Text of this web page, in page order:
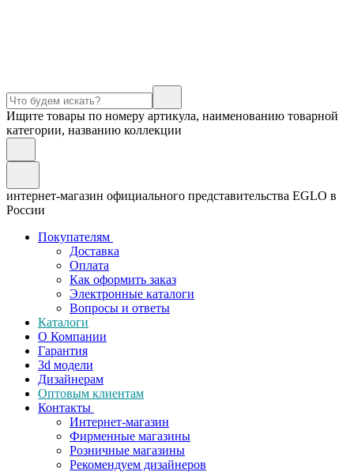
Ищите товары по номеру артикула, наименованию товарной
категории, названию коллекции
интернет-магазин официального представительства EGLO в
России
Покупателям
Доставка
Оплата
Как оформить заказ
Электронные каталоги
Вопросы и ответы
Каталоги
О Компании
Гарантия
3d модели
Дизайнерам
Оптовым клиентам
Контакты
Интернет-магазин
Фирменные магазины
Розничные магазины
Рекомендуем дизайнеров